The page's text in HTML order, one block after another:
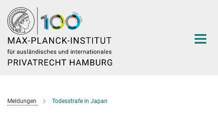
Hauptinhalt
Meldungen Todesstrafe in Japan